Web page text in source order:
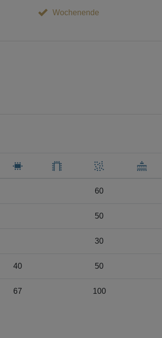
Wochenende
60
50
30
40 50
67 100